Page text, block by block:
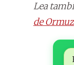
Lea
de Ormuz